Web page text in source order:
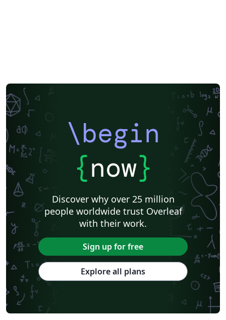
\begin
{now}
Discover why over 25 million
people worldwide trust Overleaf
with their work.
Sign up for free
Explore all plans